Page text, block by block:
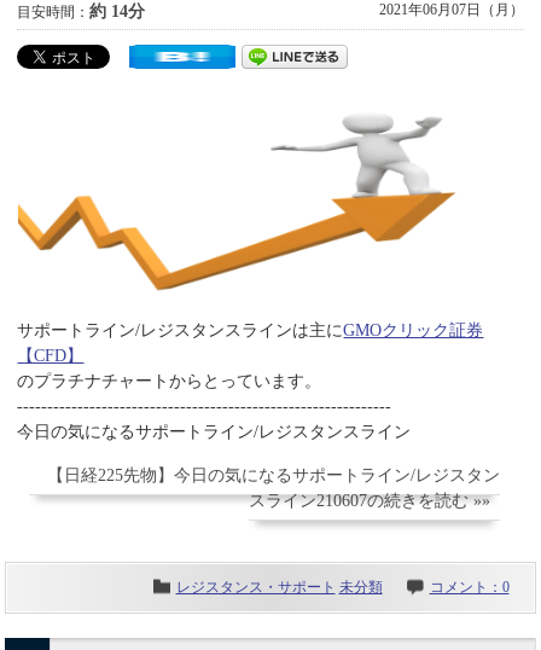
目安時間：約 14分 2021年06月07日（月）
サポートライン/レジスタンスラインは主にGMOクリック証券
【CFD】
のプラチナチャートからとっています。
--------------------------------------------------------------
今日の気になるサポートライン/レジスタンスライン
【日経225先物】今日の気になるサポートライン/レジスタン
スライン210607の続きを読む »»
レジスタンス・サポート 未分類 コメント：0